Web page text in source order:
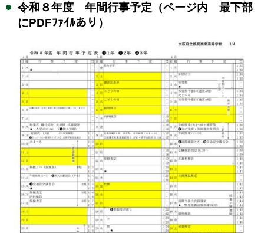
令和８年度 年間行事予定（ページ内 最下部
にPDFﾌｧｲﾙあり）